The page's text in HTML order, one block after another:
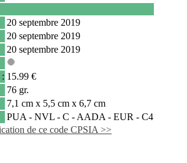
20 septembre 2019
20 septembre 2019
20 septembre 2019
15.99 €
76 gr.
7,1 cm x 5,5 cm x 6,7 cm
PUA - NVL - C - AADA - EUR - C4
de ce code CPSIA >>